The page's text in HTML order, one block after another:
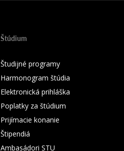
Štúdium
Študijné programy
Harmonogram štúdia
Elektronická prihláška
Poplatky za štúdium
Prijímacie konanie
Štipendiá
Ambasádori STU